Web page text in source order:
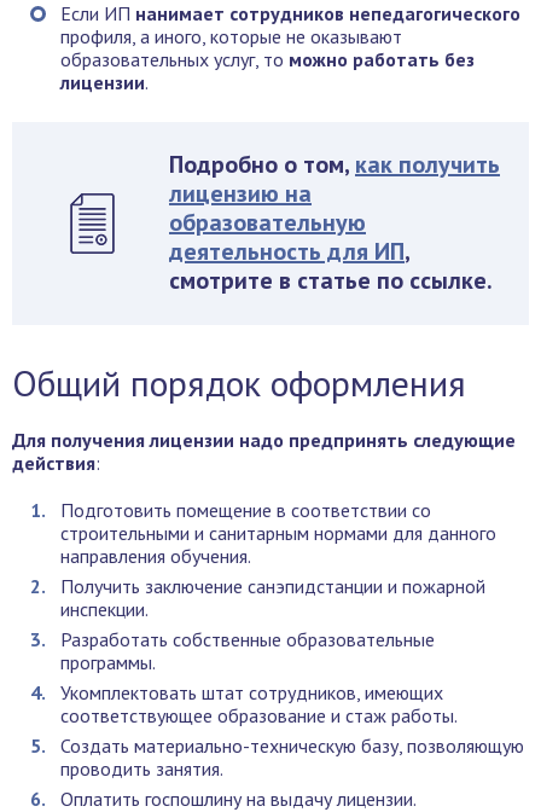
Если ИП нанимает сотрудников непедагогического
профиля, а иного, которые не оказывают
образовательных услуг, то можно работать без
лицензии.
Подробно о том, как получить
лицензию на
образовательную
деятельность для ИП,
смотрите в статье по ссылке.
Общий порядок оформления
Для получения лицензии надо предпринять следующие
действия:
Подготовить помещение в соответствии со
строительными и санитарным нормами для данного
направления обучения.
Получить заключение санэпидстанции и пожарной
инспекции.
Разработать собственные образовательные
программы.
Укомплектовать штат сотрудников, имеющих
соответствующее образование и стаж работы.
Создать материально-техническую базу, позволяющую
проводить занятия.
Оплатить госпошлину на выдачу лицензии.